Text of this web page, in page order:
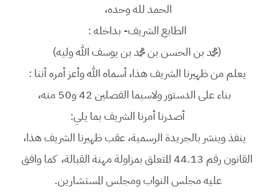
الحمد لله وحده،
الطابع الشريف- بداخله :
(محمد بن الحسن بن محمد بن يوسف الله وليه)
يعلم من ظهيرنا الشريف هذا، أسماه الله وأعز أمره أننا :
بناء على الدستور ولاسيما الفصلين 42 و50 منه،
أصدرنا أمرنا الشريف بما يلي:
ينفذ وينشر بالجريدة الرسمية، عقب ظهيرنا الشريف هذا،
القانون رقم 44.13 المتعلق بمزاولة مهنة القبالة، كما وافق
عليه مجلس النواب ومجلس المستشارين.